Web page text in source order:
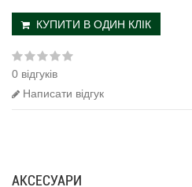
КУПИТИ В ОДИН КЛІК
0 відгуків
Написати відгук
АКСЕСУАРИ